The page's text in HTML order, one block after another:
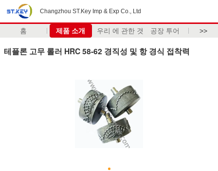
Changzhou ST.Key Imp & Exp Co., Ltd
홈 제품 소개 우리 에 관한 것 공장 투어 >>
테플론 고무 롤러 HRC 58-62 경직성 및 항 경식 접착력